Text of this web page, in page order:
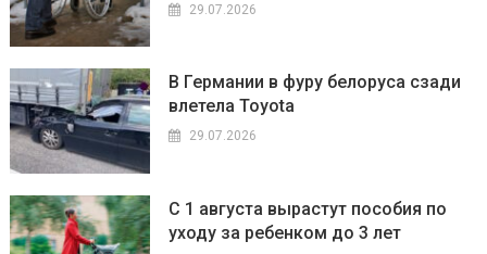
29.07.2026
В Германии в фуру белоруса сзади
влетела Toyota
29.07.2026
С 1 августа вырастут пособия по
уходу за ребенком до 3 лет